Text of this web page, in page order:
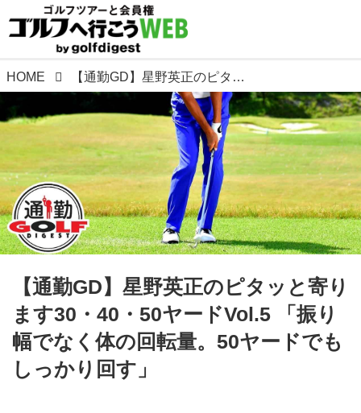
HOME 【通勤GD】星野英正のピタッと寄ります30・40・50ヤードVol.5 「振り幅でなく体の回転量。50ヤードでもしっかり回す」
【通勤GD】星野英正のピタッと寄り
ます30・40・50ヤードVol.5 「振り
幅でなく体の回転量。50ヤードでも
しっかり回す」